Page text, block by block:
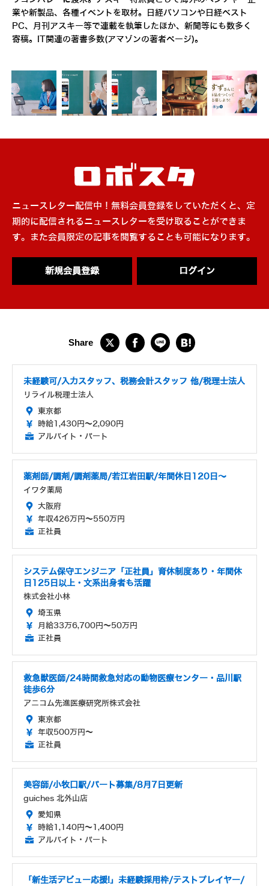
業や新製品、各種イベントを取材。日経パソコンや日経ベスト
PC、月刊アスキー等で連載を執筆したほか、新聞等にも数多く
寄稿。IT関連の著書多数(アマゾンの著者ページ)。
ニュースレター配信中！無料会員登録をしていただくと、定
期的に配信されるニュースレターを受け取ることができま
す。また会員限定の記事を閲覧することも可能になります。
新規会員登録 ログイン
未経験可/入力スタッフ、税務会計スタッフ 他/税理士法人
リライル税理士法人
東京都
時給1,430円～2,090円
アルバイト・パート
薬剤師/調剤/調剤薬局/若江岩田駅/年間休日120日～
イワタ薬局
大阪府
年収426万円～550万円
正社員
システム保守エンジニア「正社員」育休制度あり・年間休
日125日以上・文系出身者も活躍
株式会社小林
埼玉県
月給33万6,700円～50万円
正社員
救急獣医師/24時間救急対応の動物医療センター・品川駅
徒歩6分
アニコム先進医療研究所株式会社
東京都
年収500万円～
正社員
美容師/小牧口駅/パート募集/8月7日更新
guiches 北外山店
愛知県
時給1,140円～1,400円
アルバイト・パート
「新生活デビュー応援!」未経験採用枠/テストプレイヤー/